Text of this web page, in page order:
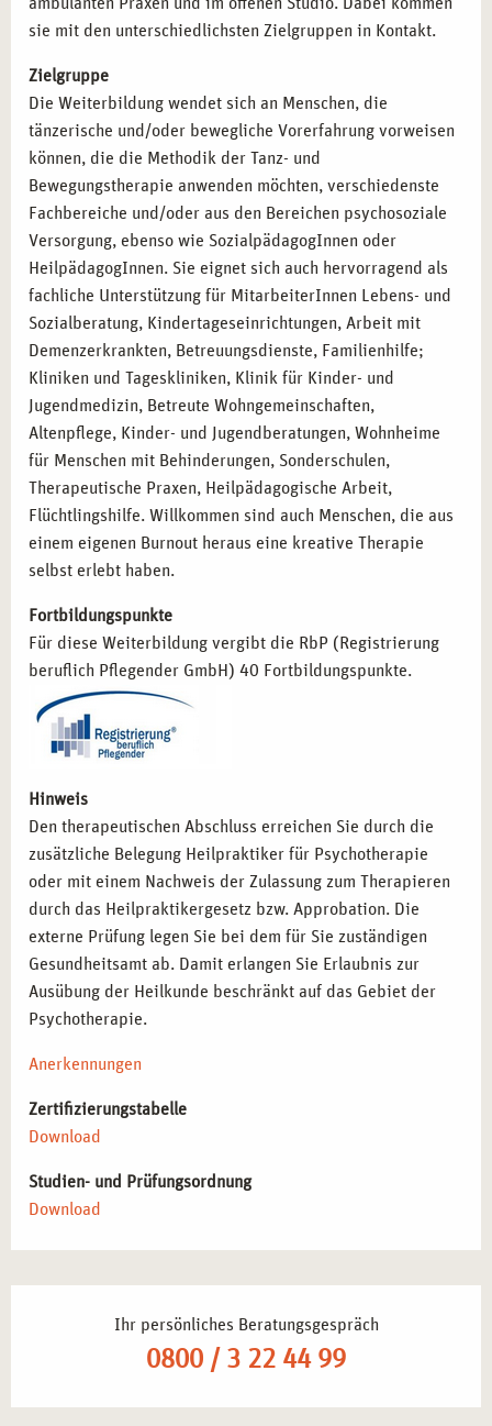
sie mit den unterschiedlichsten Zielgruppen in Kontakt.
Zielgruppe
Die Weiterbildung wendet sich an Menschen, die
tänzerische und/oder bewegliche Vorerfahrung vorweisen
können, die die Methodik der Tanz- und
Bewegungstherapie anwenden möchten, verschiedenste
Fachbereiche und/oder aus den Bereichen psychosoziale
Versorgung, ebenso wie SozialpädagogInnen oder
HeilpädagogInnen. Sie eignet sich auch hervorragend als
fachliche Unterstützung für MitarbeiterInnen Lebens- und
Sozialberatung, Kindertageseinrichtungen, Arbeit mit
Demenzerkrankten, Betreuungsdienste, Familienhilfe;
Kliniken und Tageskliniken, Klinik für Kinder- und
Jugendmedizin, Betreute Wohngemeinschaften,
Altenpflege, Kinder- und Jugendberatungen, Wohnheime
für Menschen mit Behinderungen, Sonderschulen,
Therapeutische Praxen, Heilpädagogische Arbeit,
Flüchtlingshilfe. Willkommen sind auch Menschen, die aus
einem eigenen Burnout heraus eine kreative Therapie
selbst erlebt haben.
Fortbildungspunkte
Für diese Weiterbildung vergibt die RbP (Registrierung
beruflich Pflegender GmbH) 40 Fortbildungspunkte.
Hinweis
Den therapeutischen Abschluss erreichen Sie durch die
zusätzliche Belegung Heilpraktiker für Psychotherapie
oder mit einem Nachweis der Zulassung zum Therapieren
durch das Heilpraktikergesetz bzw. Approbation. Die
externe Prüfung legen Sie bei dem für Sie zuständigen
Gesundheitsamt ab. Damit erlangen Sie Erlaubnis zur
Ausübung der Heilkunde beschränkt auf das Gebiet der
Psychotherapie.
Anerkennungen
Zertifizierungstabelle
Download
Studien- und Prüfungsordnung
Download
Ihr persönliches Beratungsgespräch
0800 / 3 22 44 99